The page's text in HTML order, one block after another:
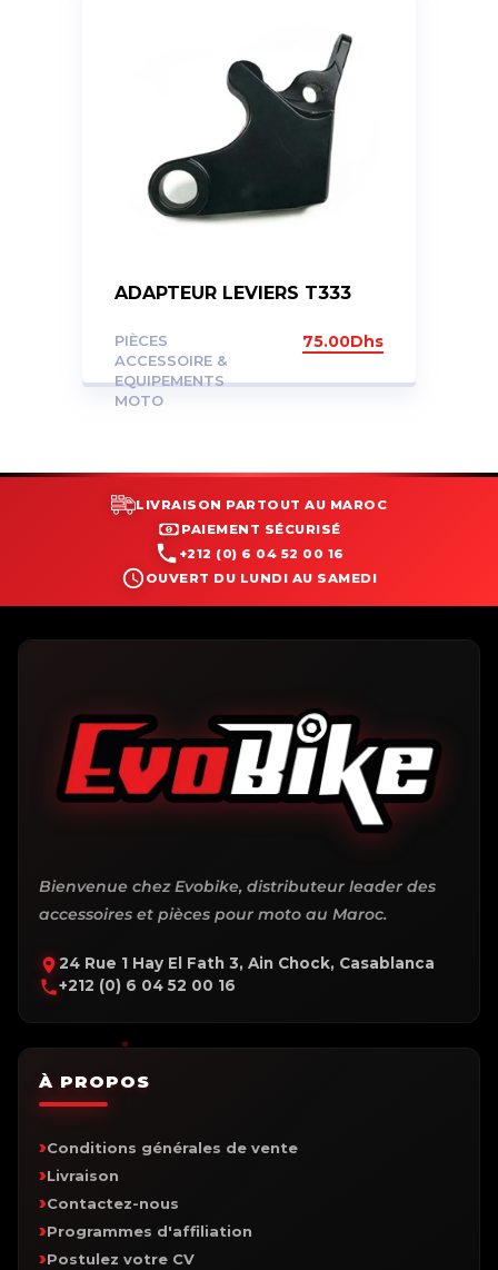
ADAPTEUR LEVIERS T333
PIÈCES
ACCESSOIRE &
EQUIPEMENTS
MOTO
75.00Dhs
LIVRAISON PARTOUT AU MAROC
PAIEMENT SÉCURISÉ
+212 (0) 6 04 52 00 16
OUVERT DU LUNDI AU SAMEDI
Bienvenue chez Evobike, distributeur leader des
accessoires et pièces pour moto au Maroc.
24 Rue 1 Hay El Fath 3, Ain Chock, Casablanca
+212 (0) 6 04 52 00 16
À PROPOS
Conditions générales de vente
Livraison
Contactez-nous
Programmes d'affiliation
Postulez votre CV